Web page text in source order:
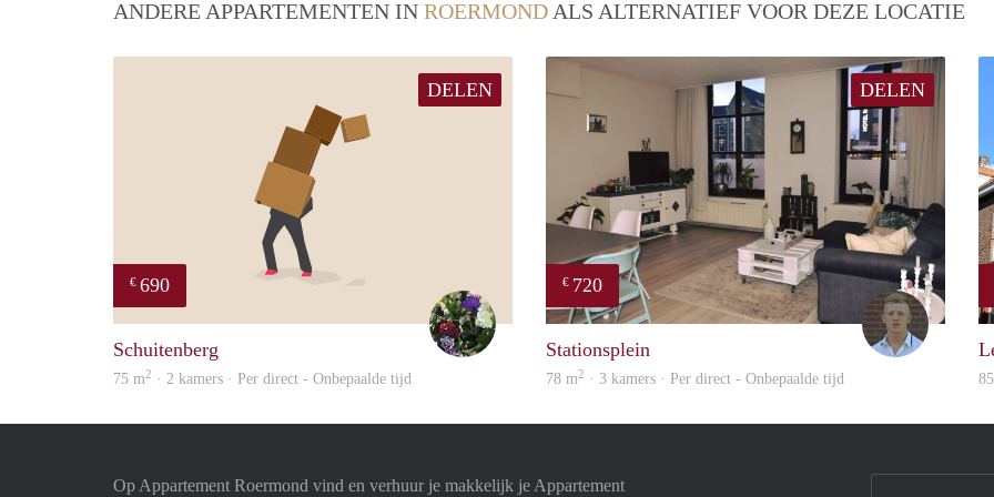
ANDERE APPARTEMENTEN IN ROERMOND ALS ALTERNATIEF VOOR DEZE LOCATIE
DELEN
€ 690
Schuitenberg
75 m2 · 2 kamers · Per direct - Onbepaalde tijd
DELEN
€ 720
Tom
Stationsplein
78 m2 · 3 kamers · Per direct - Onbepaalde tijd
Op Appartement Roermond vind en verhuur je makkelijk je Appartement